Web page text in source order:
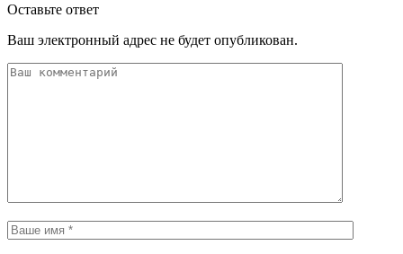
Оставьте ответ
Ваш электронный адрес не будет опубликован.